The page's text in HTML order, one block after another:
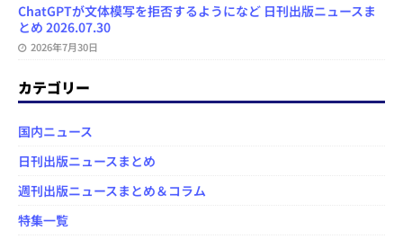
ChatGPTが文体模写を拒否するようになど 日刊出版ニュースま
とめ 2026.07.30
2026年7月30日
カテゴリー
国内ニュース
日刊出版ニュースまとめ
週刊出版ニュースまとめ＆コラム
特集一覧